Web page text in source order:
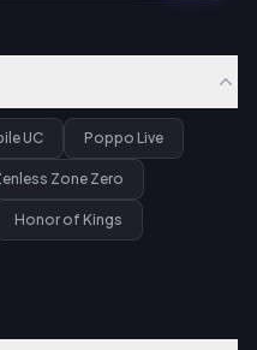
UC Poppo Live
Zone Zero
Honor of Kings